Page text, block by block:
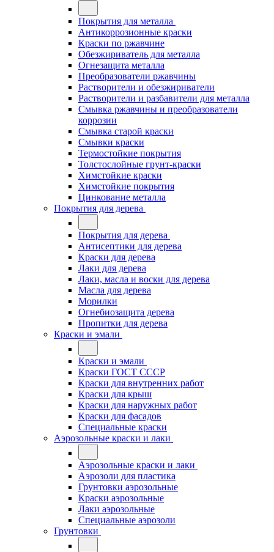
Покрытия для металла
Антикоррозионные краски
Краски по ржавчине
Обезжириватель для металла
Огнезащита металла
Преобразователи ржавчины
Растворители и обезжириватели
Растворители и разбавители для металла
Смывка ржавчины и преобразователи
коррозии
Смывка старой краски
Смывки краски
Термостойкие покрытия
Толстослойные грунт-краски
Химстойкие краски
Химстойкие покрытия
Цинкование металла
Покрытия для дерева
Покрытия для дерева
Антисептики для дерева
Краски для дерева
Лаки для дерева
Лаки, масла и воски для дерева
Масла для дерева
Морилки
Огнебиозащита дерева
Пропитки для дерева
Краски и эмали
Краски и эмали
Краски ГОСТ СССР
Краски для внутренних работ
Краски для крыш
Краски для наружных работ
Краски для фасадов
Специальные краски
Аэрозольные краски и лаки
Аэрозольные краски и лаки
Аэрозоли для пластика
Грунтовки аэрозольные
Краски аэрозольные
Лаки аэрозольные
Специальные аэрозоли
Грунтовки